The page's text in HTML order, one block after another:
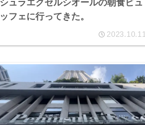
シュラエクセルシオールの朝食ビュ
ッフェに行ってきた。
2023.10.11